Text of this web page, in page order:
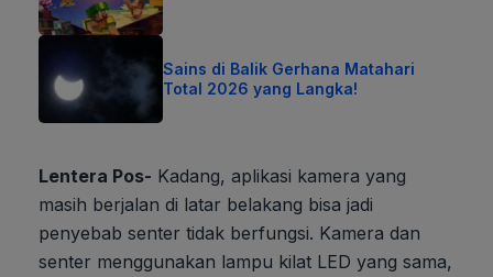
Sains di Balik Gerhana Matahari
Total 2026 yang Langka!
Lentera Pos- Kadang, aplikasi kamera yang
masih berjalan di latar belakang bisa jadi
penyebab senter tidak berfungsi. Kamera dan
senter menggunakan lampu kilat LED yang sama,